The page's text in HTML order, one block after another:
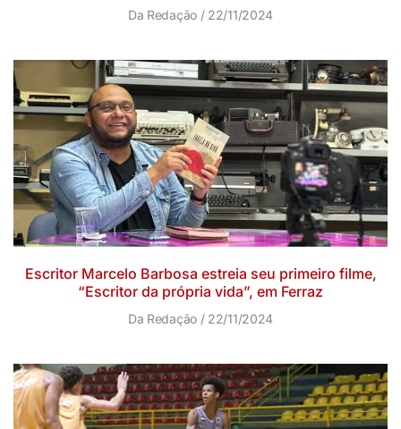
Da Redação 22/11/2024
Escritor Marcelo Barbosa estreia seu primeiro filme,
“Escritor da própria vida”, em Ferraz
Da Redação 22/11/2024